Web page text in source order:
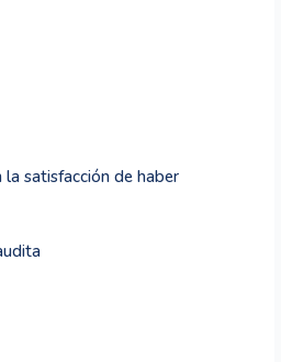
satisfacción de haber